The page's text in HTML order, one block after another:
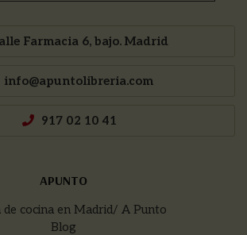
Farmacia 6, bajo. Madrid
info@apuntolibreria.com
917 02 10 41
APUNTO
de cocina en Madrid/ A Punto
Blog